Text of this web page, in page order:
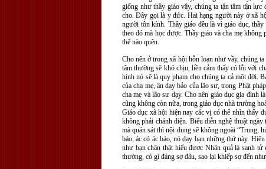
giống như thầy giáo vậy, chúng ta tận tâm tận
cho. Đây gọi là y đức. Hai hạng người này ở xã
người tôn kính. Thầy giáo đều là vì giáo dục,
theo đó mà học được. Thầy giáo và cha mẹ
thể nào quên.
Cho nên ở trong xã hội hỗn loạn như vầy, chúng
tâm thường sẽ khó chịu, liền cảm thấy có lỗi với
hình nó sẽ là quy phạm cho chúng ta cả một đời.
của cha mẹ, ân dạy bảo của lão sư, trong Phật
cha mẹ và lão sư dạy. Cho nên giáo dục gia đình
cũng không còn nữa, trong giáo dục nhà trường
Giáo dục xã hội hiện nay các vị có thể nhìn thấy
không phải chánh diện. Biểu diễn nghệ thuật
mà quán sát thì nội dung sẽ không ngoài “Trung,
báo, ác có ác báo, nó dạy bạn những thứ này.
như bạn chân thật hiểu được Nhân quả là sanh
thường, có gì đáng sợ đâu, sao lại khiếp sợ đến